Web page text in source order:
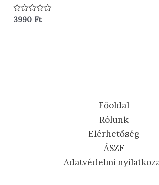
Értékelés:
3990 Ft
Főoldal
Rólunk
Elérhetőség
ÁSZF
Adatvédelmi